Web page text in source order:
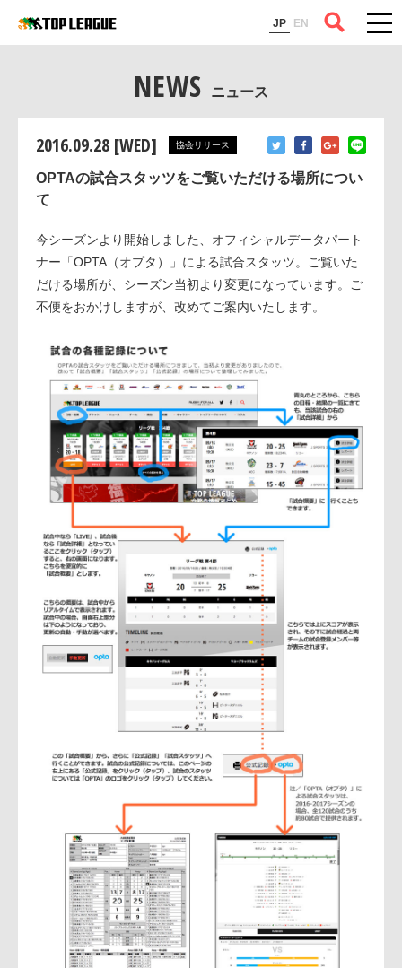
JP EN
コラム
NEWS ニュース
2016.09.28 [WED] 協会リリース
OPTAの試合スタッツをご覧いただける場所につい
て
今シーズンより開始しました、オフィシャルデータパート
ナー「OPTA（オプタ）」による試合スタッツ。ご覧いた
だける場所が、シーズン当初より変更になっています。ご
不便をおかけしますが、改めてご案内いたします。